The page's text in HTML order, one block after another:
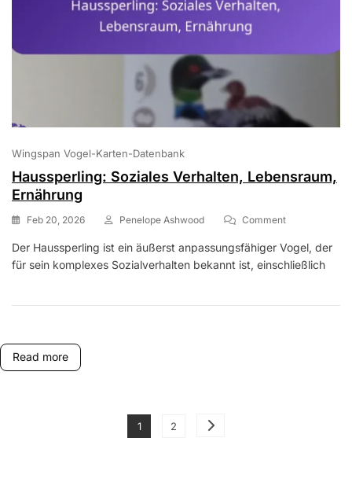
Wingspan Vogel-Karten-Datenbank
Haussperling: Soziales Verhalten, Lebensraum,
Ernährung
Feb 20, 2026 Penelope Ashwood CommentOn
Soziales
Verhalten,
Der Haussperling ist ein äußerst anpassungsfähiger Vogel, der
für sein komplexes Sozialverhalten bekannt ist, einschließlich
Read more
Posts
Page
1 Page
2